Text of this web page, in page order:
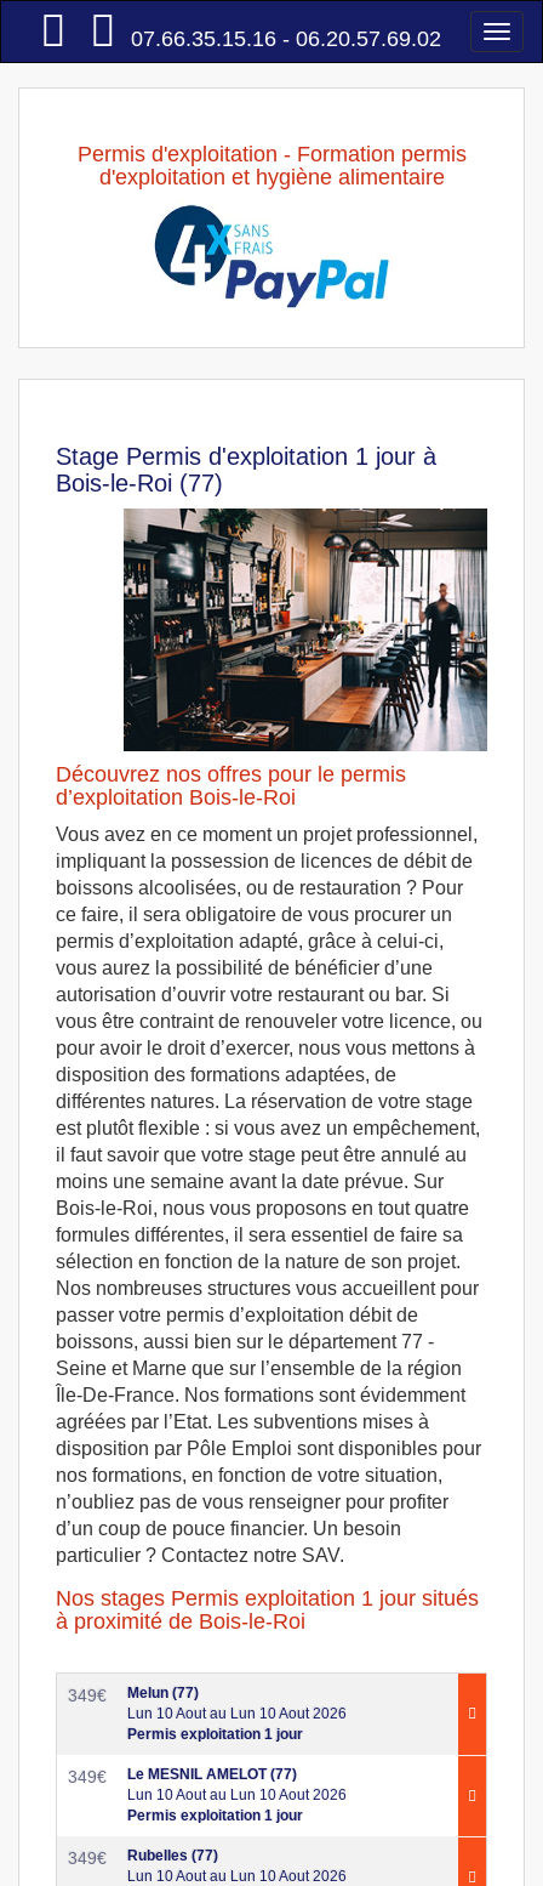
Accueil
07.66.35.15.16 - 06.20.57.69.02
Permis d'exploitation - Formation permis
d'exploitation et hygiène alimentaire
Stage Permis d'exploitation 1 jour à
Bois-le-Roi (77)
Découvrez nos offres pour le permis
d’exploitation Bois-le-Roi
Vous avez en ce moment un projet professionnel,
impliquant la possession de licences de débit de
boissons alcoolisées, ou de restauration ? Pour
ce faire, il sera obligatoire de vous procurer un
permis d’exploitation adapté, grâce à celui-ci,
vous aurez la possibilité de bénéficier d’une
autorisation d’ouvrir votre restaurant ou bar. Si
vous être contraint de renouveler votre licence, ou
pour avoir le droit d’exercer, nous vous mettons à
disposition des formations adaptées, de
différentes natures. La réservation de votre stage
est plutôt flexible : si vous avez un empêchement,
il faut savoir que votre stage peut être annulé au
moins une semaine avant la date prévue. Sur
Bois-le-Roi, nous vous proposons en tout quatre
formules différentes, il sera essentiel de faire sa
sélection en fonction de la nature de son projet.
Nos nombreuses structures vous accueillent pour
passer votre permis d’exploitation débit de
boissons, aussi bien sur le département 77 -
Seine et Marne que sur l’ensemble de la région
Île-De-France. Nos formations sont évidemment
agréées par l’Etat. Les subventions mises à
disposition par Pôle Emploi sont disponibles pour
nos formations, en fonction de votre situation,
n’oubliez pas de vous renseigner pour profiter
d’un coup de pouce financier. Un besoin
particulier ? Contactez notre SAV.
Nos stages Permis exploitation 1 jour situés
à proximité de Bois-le-Roi
349€
Melun (77)
Lun 10 Aout au Lun 10 Aout 2026
Permis exploitation 1 jour
349€
Le MESNIL AMELOT (77)
Lun 10 Aout au Lun 10 Aout 2026
Permis exploitation 1 jour
349€
Rubelles (77)
Lun 10 Aout au Lun 10 Aout 2026